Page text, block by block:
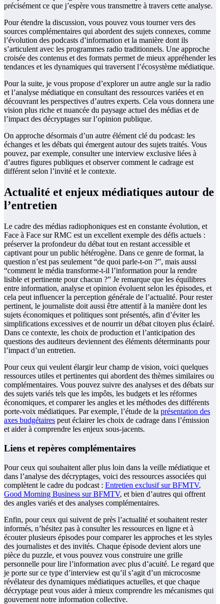
précisément ce que j’espère vous transmettre à travers cette analyse.
Pour étendre la discussion, vous pouvez vous tourner vers des
sources complémentaires qui abordent des sujets connexes, comme
l’évolution des podcasts d’information et la manière dont ils
s’articulent avec les programmes radio traditionnels. Une approche
croisée des contenus et des formats permet de mieux appréhender les
tendances et les dynamiques qui traversent l’écosystème médiatique.
Pour la suite, je vous propose d’explorer un autre angle sur la radio
et l’analyse médiatique en consultant des ressources variées et en
découvrant les perspectives d’autres experts. Cela vous donnera une
vision plus riche et nuancée du paysage actuel des médias et de
l’impact des décryptages sur l’opinion publique.
On approche désormais d’un autre élément clé du podcast: les
échanges et les débats qui émergent autour des sujets traités. Vous
pouvez, par exemple, consulter une interview exclusive liées à
d’autres figures publiques et observer comment le cadrage est
différent selon l’invité et le contexte.
Actualité et enjeux médiatiques autour de
l’entretien
Le cadre des médias radiophoniques est en constante évolution, et
Face à Face sur RMC est un excellent exemple des défis actuels :
préserver la profondeur du débat tout en restant accessible et
captivant pour un public hétérogène. Dans ce genre de format, la
question n’est pas seulement “de quoi parle-t-on ?”, mais aussi
“comment le média transforme-t-il l’information pour la rendre
lisible et pertinente pour chacun ?” Je remarque que les équilibres
entre information, analyse et opinion évoluent selon les épisodes, et
cela peut influencer la perception générale de l’actualité. Pour rester
pertinent, le journaliste doit aussi être attentif à la manière dont les
sujets économiques et politiques sont présentés, afin d’éviter les
simplifications excessives et de nourrir un débat citoyen plus éclairé.
Dans ce contexte, les choix de production et l’anticipation des
questions des auditeurs deviennent des éléments déterminants pour
l’impact d’un entretien.
Pour ceux qui veulent élargir leur champ de vision, voici quelques
ressources utiles et pertinentes qui abordent des thèmes similaires ou
complémentaires. Vous pouvez suivre des analyses et des débats sur
des sujets variés tels que les impôts, les budgets et les réformes
économiques, et comparer les angles et les méthodes des différents
porte-voix médiatiques. Par exemple, l’étude de la présentation des
axes budgétaires peut éclairer les choix de cadrage dans l’émission
et aider à comprendre les enjeux sous-jacents.
Liens et repères complémentaires
Pour ceux qui souhaitent aller plus loin dans la veille médiatique et
dans l’analyse des décryptages, voici des ressources associées qui
complètent le cadre du podcast : Entretien exclusif sur BFMTV,
Good Morning Business sur BFMTV, et bien d’autres qui offrent
des angles variés et des analyses complémentaires.
Enfin, pour ceux qui suivent de près l’actualité et souhaitent rester
informés, n’hésitez pas à consulter les ressources en ligne et à
écouter plusieurs épisodes pour comparer les approches et les styles
des journalistes et des invités. Chaque épisode devient alors une
pièce du puzzle, et vous pouvez vous construire une grille
personnelle pour lire l’information avec plus d’acuité. Le regard que
je porte sur ce type d’interview est qu’il s’agit d’un microcosme
révélateur des dynamiques médiatiques actuelles, et que chaque
décryptage peut vous aider à mieux comprendre les mécanismes qui
gouvernent notre information collective.